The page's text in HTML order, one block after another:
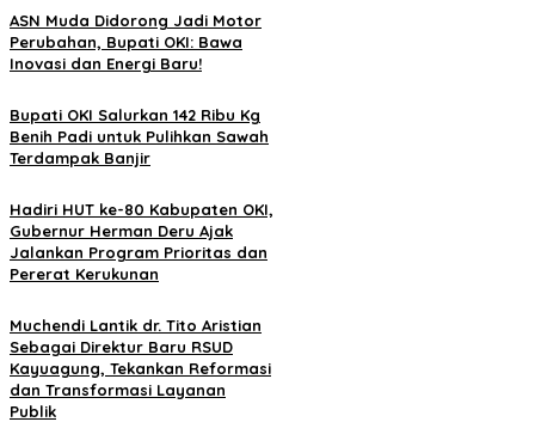
ASN Muda Didorong Jadi Motor
Perubahan, Bupati OKI: Bawa
Inovasi dan Energi Baru!
Bupati OKI Salurkan 142 Ribu Kg
Benih Padi untuk Pulihkan Sawah
Terdampak Banjir
Hadiri HUT ke-80 Kabupaten OKI,
Gubernur Herman Deru Ajak
Jalankan Program Prioritas dan
Pererat Kerukunan
Muchendi Lantik dr. Tito Aristian
Sebagai Direktur Baru RSUD
Kayuagung, Tekankan Reformasi
dan Transformasi Layanan
Publik